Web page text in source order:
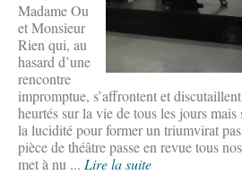
Madame Ou
et Monsieur
Rien qui, au
hasard d’une
rencontre
impromptue, s’affrontent et
heurtés sur la vie de tous les jours mais
la lucidité pour former un triumvirat
pièce de théâtre passe en revue tous
met à nu ... Lire la suite